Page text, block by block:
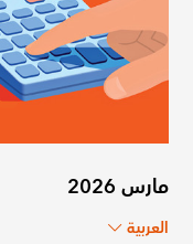
مارس 2026
العربية